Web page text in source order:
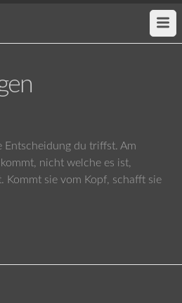
Entscheidung du triffst. Am
nicht welche es ist,
Kommt sie vom Kopf, schafft sie